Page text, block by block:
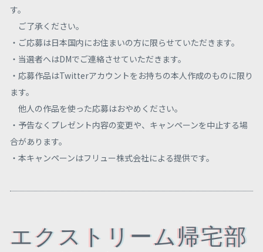
す。
ご了承ください。
・ご応募は日本国内にお住まいの方に限らせていただきます。
・当選者へはDMでご連絡させていただきます。
・応募作品はTwitterアカウントをお持ちの本人作成のものに限り
ます。
他人の作品を使った応募はおやめください。
・予告なくプレゼント内容の変更や、キャンペーンを中止する場
合があります。
・本キャンペーンはフリュー株式会社による提供です。
エクストリーム帰宅部